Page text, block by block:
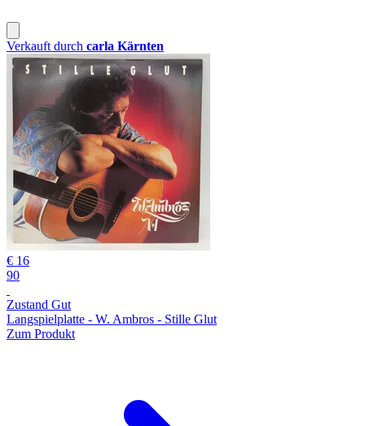
Verkauft durch carla Kärnten
€ 16
90
Zustand Gut
Langspielplatte - W. Ambros - Stille Glut
Zum Produkt